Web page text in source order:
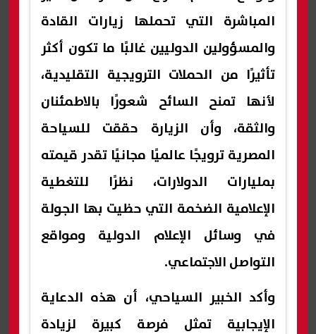
المباشرة التي تحملها زيارات القادة
والمسؤولين الدوليين غالبًا ما تكون أكثر
تأثيرًا من الحملات الترويجية التقليدية،
لأنها تمنح السائح شعورًا بالاطمئنان
والثقة، وأن الزيارة حققت للسياحة
المصرية ترويجًا عالميًا مجانيًا تقدر قيمته
بمليارات الدولارات، نظرًا للتغطية
الإعلامية الضخمة التي حظيت بها الجولة
في وسائل الإعلام الدولية ومواقع
التواصل الاجتماعي.
وأكد الخبير السياحي، أن هذه الدعاية
الإيجابية تمثل فرصة كبيرة لزيادة